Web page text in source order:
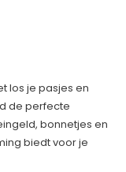
los je pasjes en
de perfecte
bonnetjes en
biedt voor je